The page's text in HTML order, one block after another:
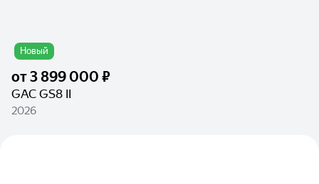
Новый
от3 899 000 ₽
GAC GS8 II
2026